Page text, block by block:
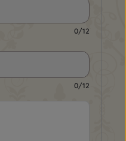
0/12
0/12